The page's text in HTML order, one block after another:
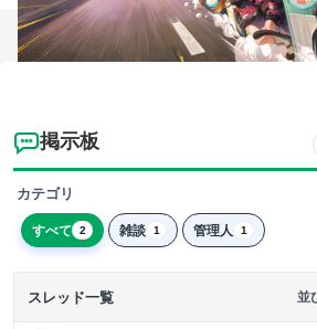
掲示板
カテゴリ
すべて 2 雑談 1 管理人 1
スレッド一覧 並